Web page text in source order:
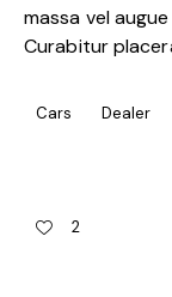
massa vel
Curabitur
Cars Dealer
2